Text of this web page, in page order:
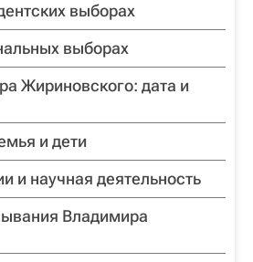
выборах
выборах
Жириновского: дата и
и дети
и научная деятельность
Владимира